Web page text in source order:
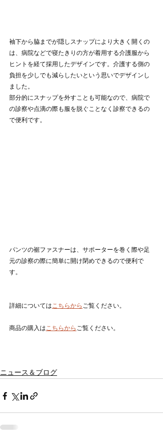
袖下から脇までが隠しスナップにより大きく開くの
は、病院などで寝たきりの方が着用する介護服から
ヒントを経て採用したデザインです。介護する側の
負担を少しでも減らしたいという思いでデザインし
ました。
部分的にスナップを外すことも可能なので、病院で
の診察や点滴の際も服を脱ぐことなく診察できるの
で便利です。
パンツの裾ファスナーは、サポーターを巻く際や足
元の診察の際に簡単に開け閉めできるので便利で
す。
詳細についてはこちらから ご覧ください。
商品の購入はこちらから ご覧ください。
ニュース＆ブログ